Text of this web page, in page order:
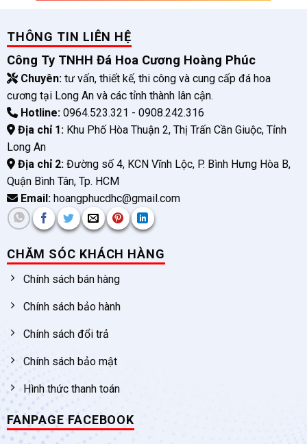
THÔNG TIN LIÊN HỆ
Công Ty TNHH Đá Hoa Cương Hoàng Phúc
Chuyên:tư vấn, thiết kế, thi công và cung cấp đá hoa
cương tại Long An và các tỉnh thành lân cận.
Hotline:0964.523.321 - 0908.242.316
Địa chỉ 1:Khu Phố Hòa Thuận 2, Thị Trấn Cần Giuộc, Tỉnh
Long An
Địa chỉ 2:Đường số 4, KCN Vĩnh Lộc, P. Bình Hưng Hòa B,
Quận Bình Tân, Tp. HCM
Email:hoangphucdhc@gmail.com
CHĂM SÓC KHÁCH HÀNG
Chính sách bán hàng
Chính sách bảo hành
Chính sách đổi trả
Chính sách bảo mật
Hình thức thanh toán
FANPAGE FACEBOOK